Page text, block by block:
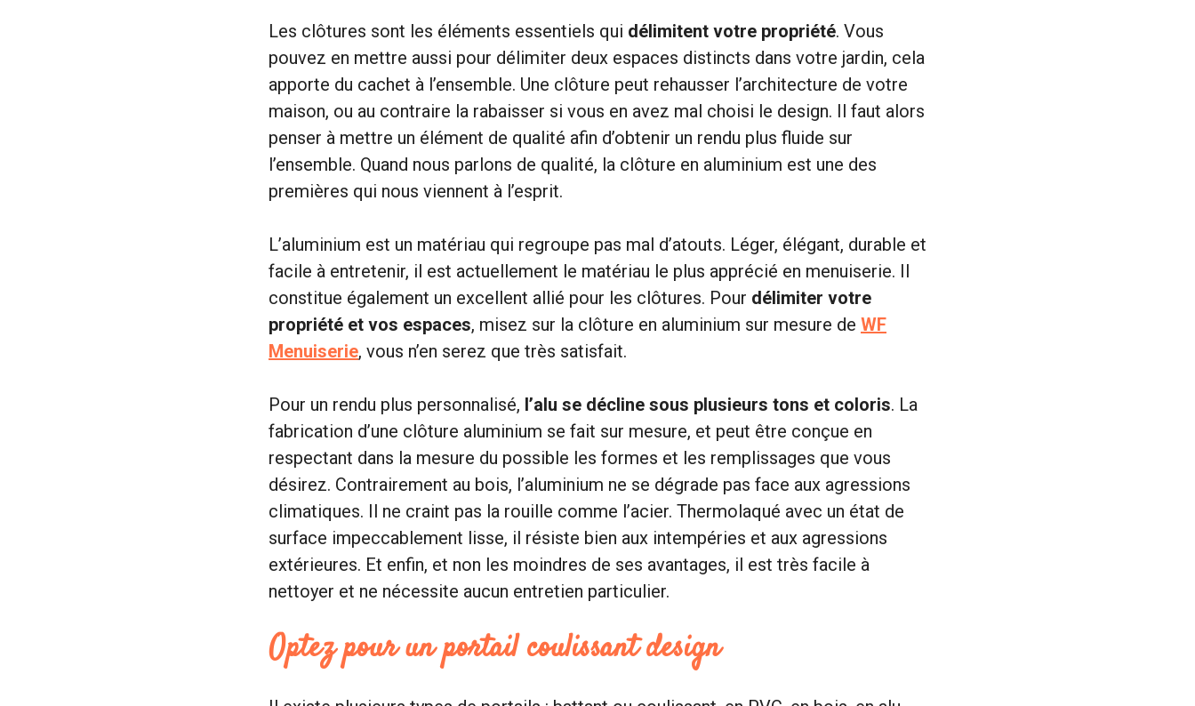
Les clôtures sont les éléments essentiels qui délimitent votre propriété. Vous
pouvez en mettre aussi pour délimiter deux espaces distincts dans votre jardin, cela
apporte du cachet à l’ensemble. Une clôture peut rehausser l’architecture de votre
maison, ou au contraire la rabaisser si vous en avez mal choisi le design. Il faut alors
penser à mettre un élément de qualité afin d’obtenir un rendu plus fluide sur
l’ensemble. Quand nous parlons de qualité, la clôture en aluminium est une des
premières qui nous viennent à l’esprit.
L’aluminium est un matériau qui regroupe pas mal d’atouts. Léger, élégant, durable et
facile à entretenir, il est actuellement le matériau le plus apprécié en menuiserie. Il
constitue également un excellent allié pour les clôtures. Pour délimiter votre
propriété et vos espaces, misez sur la clôture en aluminium sur mesure de WF
Menuiserie, vous n’en serez que très satisfait.
Pour un rendu plus personnalisé, l’alu se décline sous plusieurs tons et coloris. La
fabrication d’une clôture aluminium se fait sur mesure, et peut être conçue en
respectant dans la mesure du possible les formes et les remplissages que vous
désirez. Contrairement au bois, l’aluminium ne se dégrade pas face aux agressions
climatiques. Il ne craint pas la rouille comme l’acier. Thermolaqué avec un état de
surface impeccablement lisse, il résiste bien aux intempéries et aux agressions
extérieures. Et enfin, et non les moindres de ses avantages, il est très facile à
nettoyer et ne nécessite aucun entretien particulier.
Optez pour un portail coulissant design